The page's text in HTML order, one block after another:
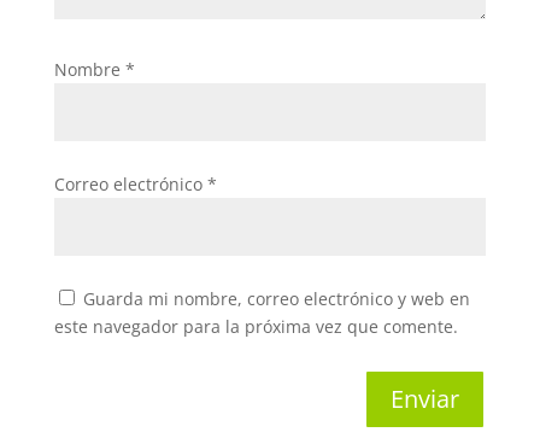
Nombre *
Correo electrónico *
Guarda mi nombre, correo electrónico y web en
este navegador para la próxima vez que comente.
Enviar